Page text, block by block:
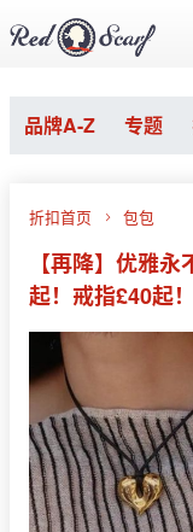
品牌A-Z 专题
折扣首页 包包
【再降】优雅
起！戒指£40起